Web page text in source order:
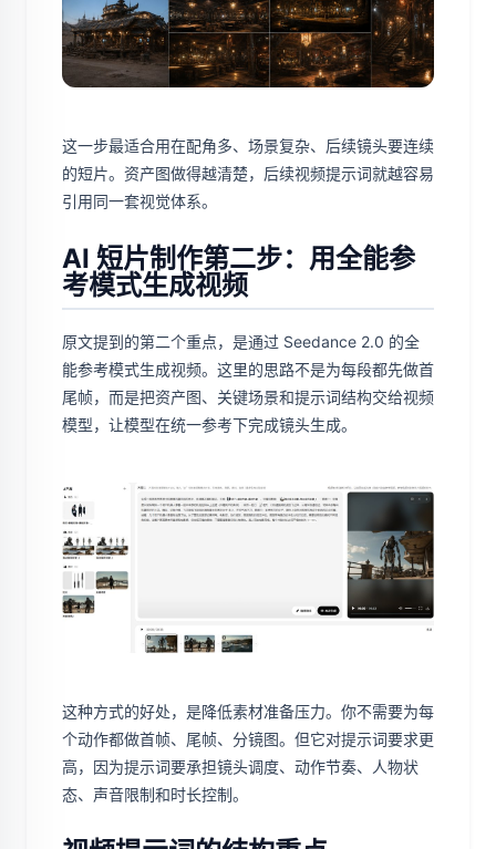
这一步最适合用在配角多、场景复杂、后续镜头要连续
的短片。资产图做得越清楚，后续视频提示词就越容易
引用同一套视觉体系。
AI 短片制作第二步：用全能参
考模式生成视频
原文提到的第二个重点，是通过 Seedance 2.0 的全
能参考模式生成视频。这里的思路不是为每段都先做首
尾帧，而是把资产图、关键场景和提示词结构交给视频
模型，让模型在统一参考下完成镜头生成。
这种方式的好处，是降低素材准备压力。你不需要为每
个动作都做首帧、尾帧、分镜图。但它对提示词要求更
高，因为提示词要承担镜头调度、动作节奏、人物状
态、声音限制和时长控制。